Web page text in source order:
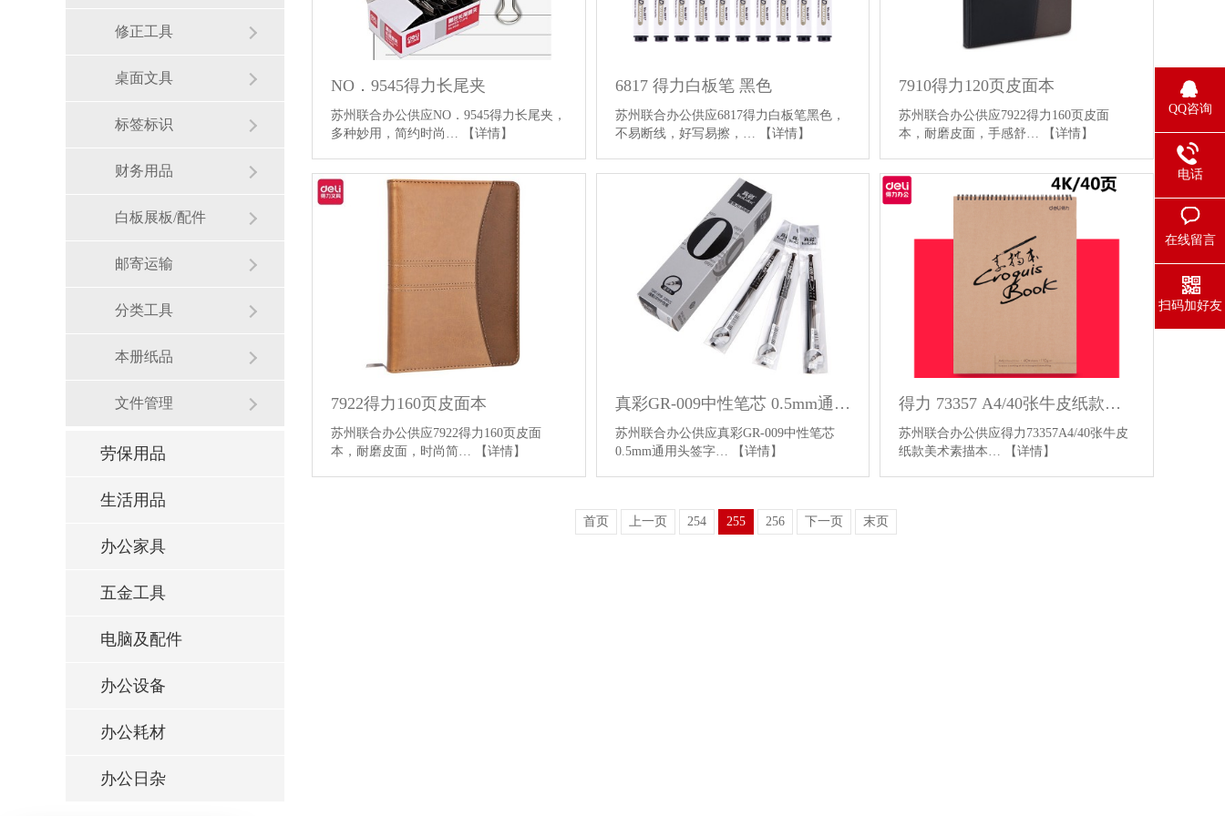
修正工具
桌面文具
标签标识
财务用品
白板展板/配件
邮寄运输
分类工具
本册纸品
文件管理
劳保用品
生活用品
办公家具
五金工具
电脑及配件
办公设备
办公耗材
办公日杂
NO．9545得力长尾夹
苏州联合办公供应NO．9545得力长尾夹，
多种妙用，简约时尚…
【详情】
6817 得力白板笔 黑色
苏州联合办公供应6817得力白板笔黑色，
不易断线，好写易擦，…
【详情】
7910得力120页皮面本
苏州联合办公供应7922得力160页皮面
本，耐磨皮面，手感舒…
【详情】
7922得力160页皮面本
苏州联合办公供应7922得力160页皮面
本，耐磨皮面，时尚简…
【详情】
真彩GR-009中性笔芯 0.5mm通用头 签字笔芯 进口笔头书写流畅
苏州联合办公供应真彩GR-009中性笔芯
0.5mm通用头签字…
【详情】
得力 73357 A4/40张牛皮纸款美术素描本速写本绘画本涂鸦本 73357-S
苏州联合办公供应得力73357A4/40张牛皮
纸款美术素描本…
【详情】
首页 上一页 254 255 256 下一页 末页
QQ咨询
电话
在线留言
扫码加好友